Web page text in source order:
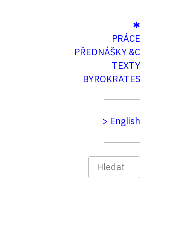
✱
PRÁCE
PŘEDNÁŠKY &C
TEXTY
BYROKRATES
> English
Hledat